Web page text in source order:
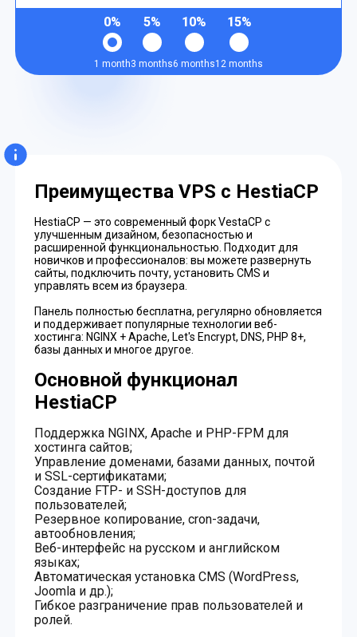
0%
1 month
5%
3 months
10%
6 months
15%
12 months
Преимущества VPS с HestiaCP
HestiaCP — это современный форк VestaCP с
улучшенным дизайном, безопасностью и
расширенной функциональностью. Подходит для
новичков и профессионалов: вы можете развернуть
сайты, подключить почту, установить CMS и
управлять всем из браузера.
Панель полностью бесплатна, регулярно обновляется
и поддерживает популярные технологии веб-
хостинга: NGINX + Apache, Let's Encrypt, DNS, PHP 8+,
базы данных и многое другое.
Основной функционал
HestiaCP
Поддержка NGINX, Apache и PHP-FPM для
хостинга сайтов;
Управление доменами, базами данных, почтой
и SSL-сертификатами;
Создание FTP- и SSH-доступов для
пользователей;
Резервное копирование, cron-задачи,
автообновления;
Веб-интерфейс на русском и английском
языках;
Автоматическая установка CMS (WordPress,
Joomla и др.);
Гибкое разграничение прав пользователей и
ролей.